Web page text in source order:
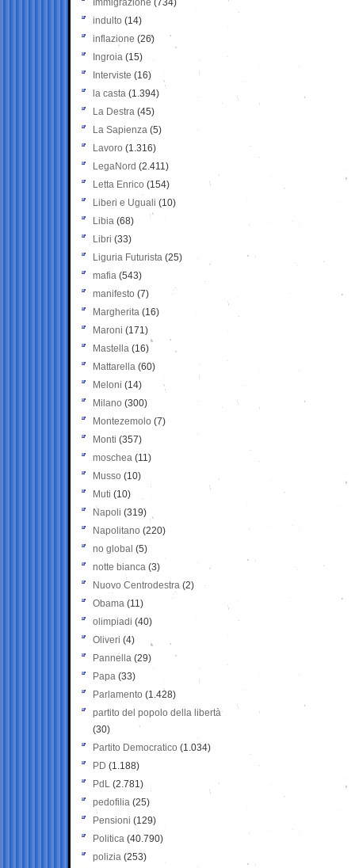
Immigrazione (734)
indulto (14)
inflazione (26)
Ingroia (15)
Interviste (16)
la casta (1.394)
La Destra (45)
La Sapienza (5)
Lavoro (1.316)
LegaNord (2.411)
Letta Enrico (154)
Liberi e Uguali (10)
Libia (68)
Libri (33)
Liguria Futurista (25)
mafia (543)
manifesto (7)
Margherita (16)
Maroni (171)
Mastella (16)
Mattarella (60)
Meloni (14)
Milano (300)
Montezemolo (7)
Monti (357)
moschea (11)
Musso (10)
Muti (10)
Napoli (319)
Napolitano (220)
no global (5)
notte bianca (3)
Nuovo Centrodestra (2)
Obama (11)
olimpiadi (40)
Oliveri (4)
Pannella (29)
Papa (33)
Parlamento (1.428)
partito del popolo della libertà
(30)
Partito Democratico (1.034)
PD (1.188)
PdL (2.781)
pedofilia (25)
Pensioni (129)
Politica (40.790)
polizia (253)